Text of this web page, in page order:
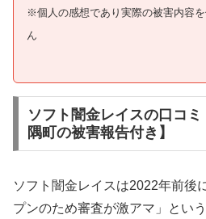
※個人の感想であり実際の被害内容
ん
ソフト闇金レイスの口コ
隅町の被害報告付き】
ソフト闇金レイスは2022年前後
プンのため審査が激アマ」とい